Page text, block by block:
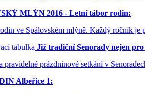
MLÝN 2016 - Letní tábor rodin:
ve Spálovském mlýně. Každý ročník
tabulka Již tradiční Senorady nejen
prázdninové setkání v
Albeřice 1: